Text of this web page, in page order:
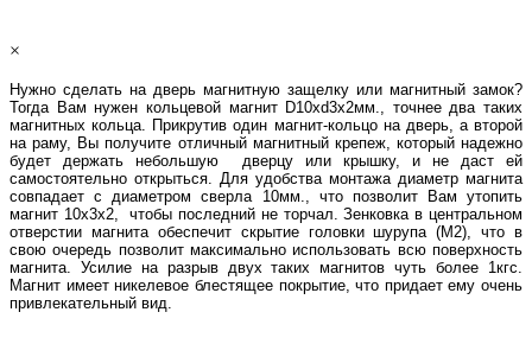
×
Нужно сделать на дверь магнитную защелку или магнитный замок?
Тогда Вам нужен кольцевой магнит D10хd3х2мм., точнее два таких
магнитных кольца. Прикрутив один магнит-кольцо на дверь, а второй
на раму, Вы получите отличный магнитный крепеж, который надежно
будет держать небольшую дверцу или крышку, и не даст ей
самостоятельно открыться. Для удобства монтажа диаметр магнита
совпадает с диаметром сверла 10мм., что позволит Вам утопить
магнит 10х3х2, чтобы последний не торчал. Зенковка в центральном
отверстии магнита обеспечит скрытие головки шурупа (М2), что в
свою очередь позволит максимально использовать всю поверхность
магнита. Усилие на разрыв двух таких магнитов чуть более 1кгс.
Магнит имеет никелевое блестящее покрытие, что придает ему очень
привлекательный вид.